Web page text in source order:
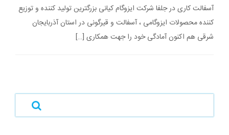
آسفالت کاری در جلفا شرکت ایزوگام کیانی بزرگترین تولید کننده و توزیع
کننده محصولات ایزوگامی ، آسفالت و قیرگونی در استان آذربایجان
شرقی هم اکنون آمادگی خود را جهت همکاری […]